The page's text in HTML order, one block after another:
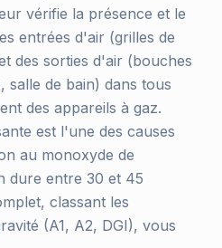
vérifie la présence et le
entrées d'air (grilles de
des sorties d'air (bouches
salle de bain) dans tous
des appareils à gaz.
est l'une des causes
au monoxyde de
dure entre 30 et 45
classant les
(A1, A2, DGI), vous